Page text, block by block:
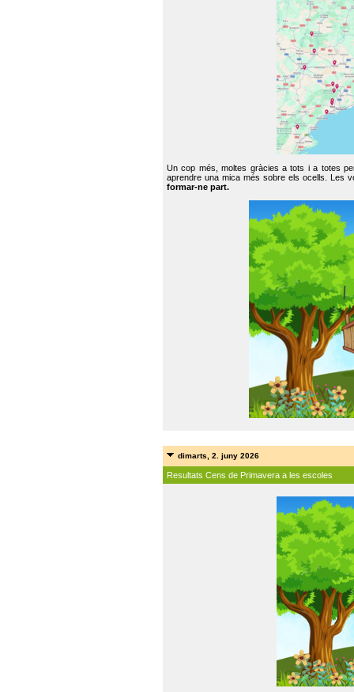
Un cop més, moltes gràcies a tots i a totes
aprendre una mica més sobre els ocells. Les
formar-ne part.
dimarts, 2. juny 2026
Resultats Cens de Primavera a les escoles